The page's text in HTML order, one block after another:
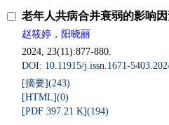
老年人共病合并衰弱的影响
赵筱婷，阳晓丽
2024, 23(11):877-880.
DOI: 10.11915/j.issn.1671-
[摘要](243)
[HTML](0)
[PDF 397.21 K](194)